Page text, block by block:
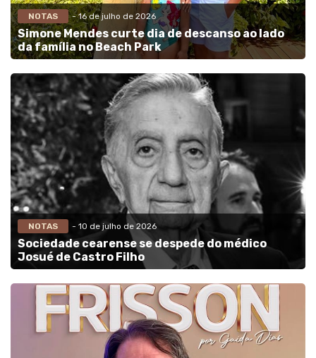
NOTAS - 16 de julho de 2026
Simone Mendes curte dia de descanso ao lado
da família no Beach Park
NOTAS - 10 de julho de 2026
Sociedade cearense se despede do médico
Josué de Castro Filho